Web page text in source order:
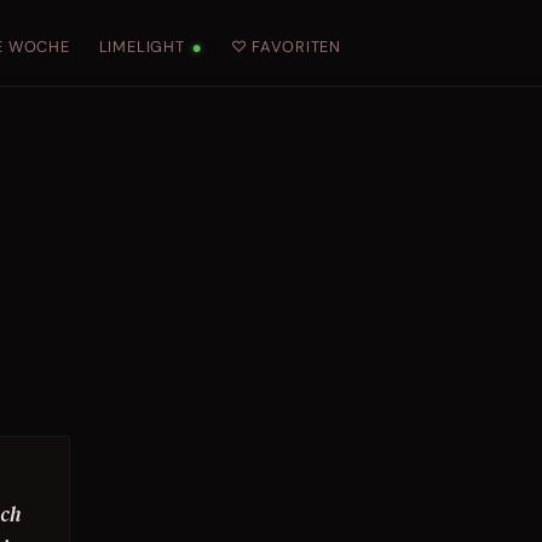
WOCHE LIMELIGHT ● ♡ FAVORITEN